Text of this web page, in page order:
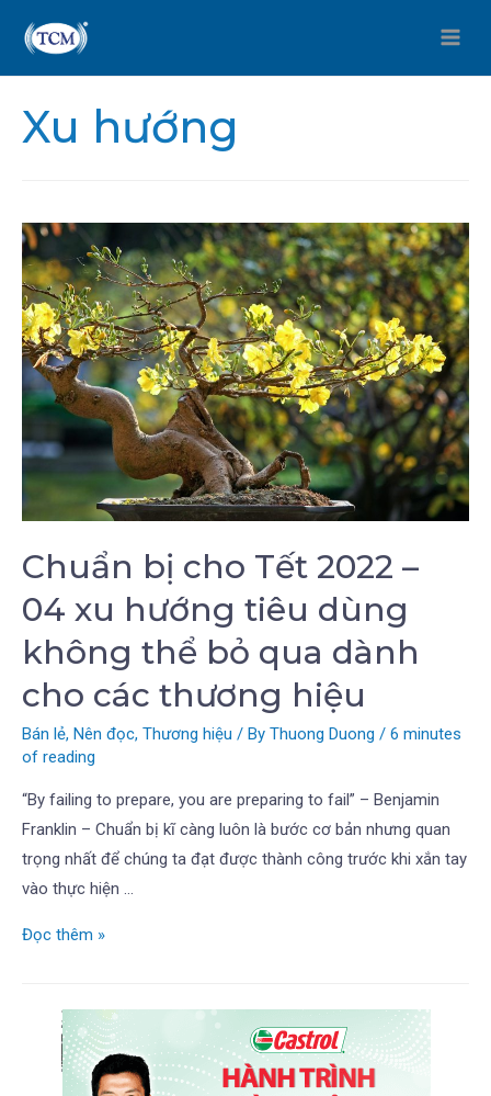
Xu hướng
Chuẩn bị cho Tết 2022 –
04 xu hướng tiêu dùng
không thể bỏ qua dành
cho các thương hiệu
Bán lẻ, Nên đọc, Thương hiệu / By Thuong Duong / 6 minutes
of reading
“By failing to prepare, you are preparing to fail” – Benjamin
Franklin – Chuẩn bị kĩ càng luôn là bước cơ bản nhưng quan
trọng nhất để chúng ta đạt được thành công trước khi xắn tay
vào thực hiện …
Đọc thêm »